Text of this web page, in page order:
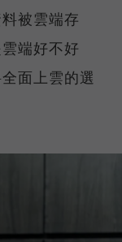
被雲端存
端好不好
面上雲的選